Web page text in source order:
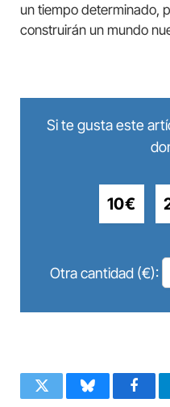
un tiempo determinado,
construirán un mundo
Si te gusta este
10€
Otra cantidad (€):
Twitter Bluesky